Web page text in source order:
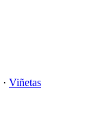
· Viñetas